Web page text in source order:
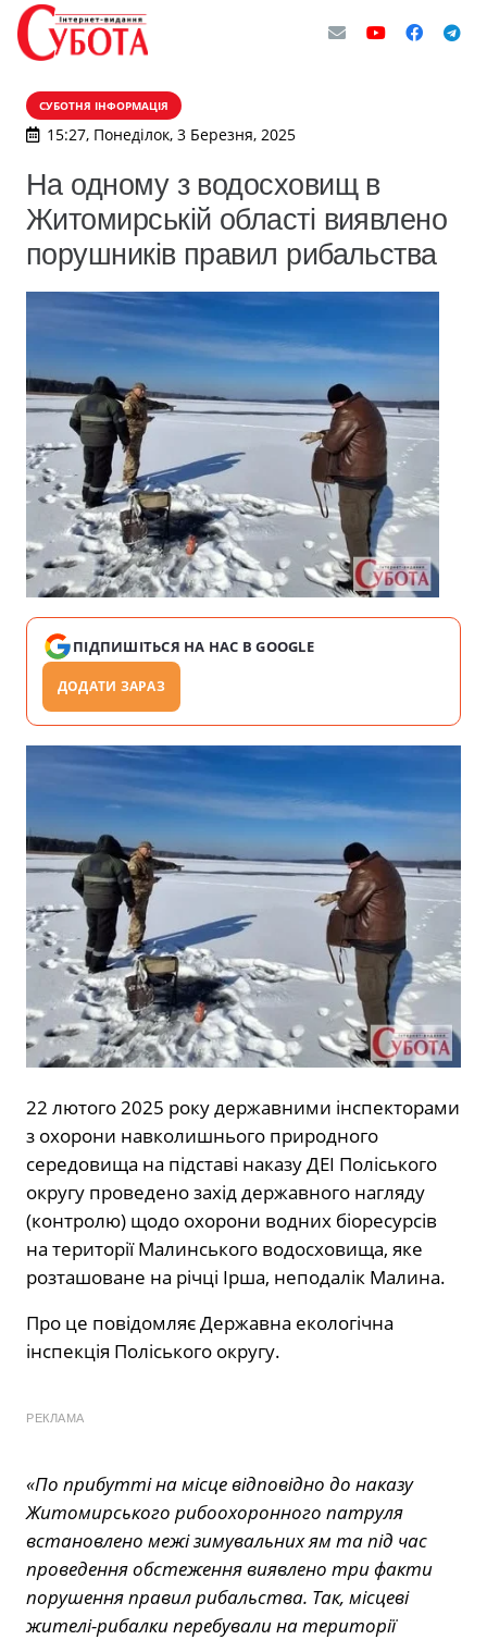
СУБОТНЯ ІНФОРМАЦІЯ
15:27, Понеділок, 3 Березня, 2025
На одному з водосховищ в
Житомирській області виявлено
порушників правил рибальства
ПІДПИШІТЬСЯ НА НАС В GOOGLE
ДОДАТИ ЗАРАЗ
22 лютого 2025 року державними інспекторами
з охорони навколишнього природного
середовища на підставі наказу ДЕІ Поліського
округу проведено захід державного нагляду
(контролю) щодо охорони водних біоресурсів
на території Малинського водосховища, яке
розташоване на річці Ірша, неподалік Малина.
Про це повідомляє Державна екологічна
інспекція Поліського округу.
РЕКЛАМА
«По прибутті на місце відповідно до наказу
Житомирського рибоохоронного патруля
встановлено межі зимувальних ям та під час
проведення обстеження виявлено три факти
порушення правил рибальства. Так, місцеві
жителі-рибалки перебували на території